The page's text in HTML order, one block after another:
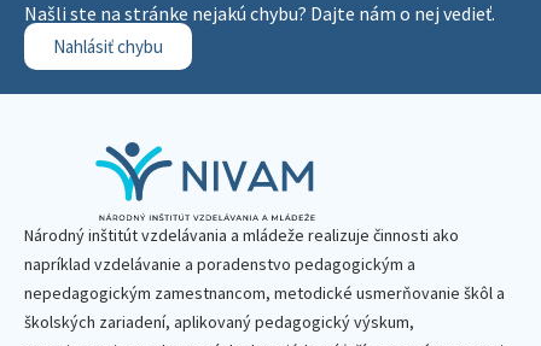
Našli ste na stránke nejakú chybu? Dajte nám o nej vedieť.
Nahlásiť chybu
Národný inštitút vzdelávania a mládeže realizuje činnosti ako
napríklad vzdelávanie a poradenstvo pedagogickým a
nepedagogickým zamestnancom, metodické usmerňovanie škôl a
školských zariadení, aplikovaný pedagogický výskum,